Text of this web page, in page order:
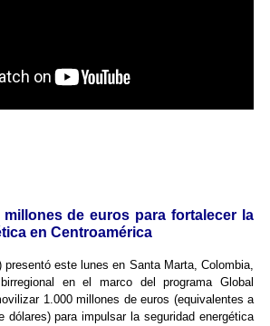
millones de euros para fortalecer la
en Centroamérica
presentó este lunes en Santa Marta, Colombia,
en el marco del programa Global
1.000 millones de euros (equivalentes a
dólares) para impulsar la seguridad energética